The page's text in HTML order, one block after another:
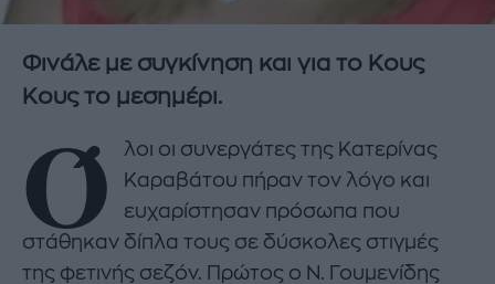
Φινάλε με συγκίνηση και για το Κους
Κους το μεσημέρι.
Ό
λοι οι συνεργάτες της Κατερίνας
Καραβάτου πήραν τον λόγο και
ευχαρίστησαν πρόσωπα που
στάθηκαν δίπλα τους σε δύσκολες στιγμές
της φετινής σεζόν. Πρώτος ο Ν. Γουμενίδης